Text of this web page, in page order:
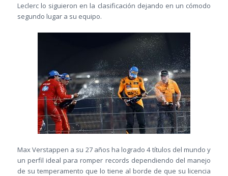
Leclerc lo siguieron en la clasificación dejando en un cómodo
segundo lugar a su equipo.
Max Verstappen a su 27 años ha logrado 4 títulos del mundo y
un perfil ideal para romper records dependiendo del manejo
de su temperamento que lo tiene al borde de que su licencia